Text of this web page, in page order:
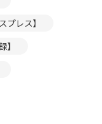
プレス】
】